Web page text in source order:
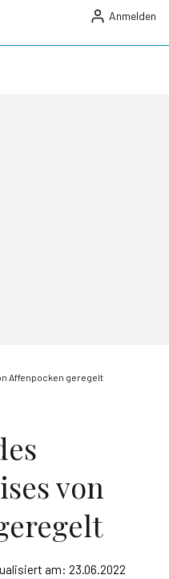
Anmelden
Affenpocken geregelt
von
am: 23.06.2022